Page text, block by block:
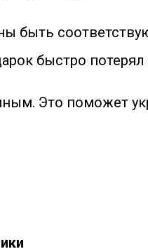
быть
быстро
Это поможет